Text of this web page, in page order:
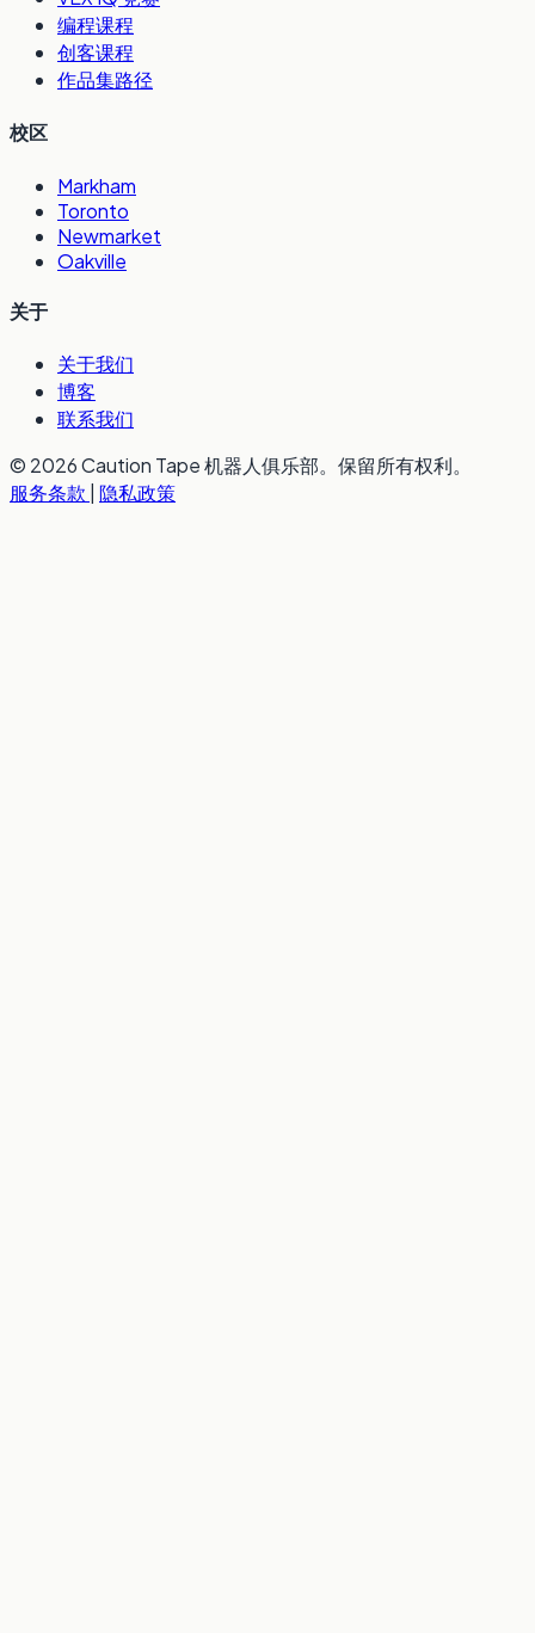
编程课程
创客课程
作品集路径
校区
Markham
Toronto
Newmarket
Oakville
关于
关于我们
博客
联系我们
© 2026 Caution Tape 机器人俱乐部。保留所有权利。
服务条款 隐私政策